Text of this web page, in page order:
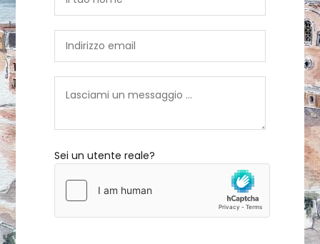
Sei un utente reale?